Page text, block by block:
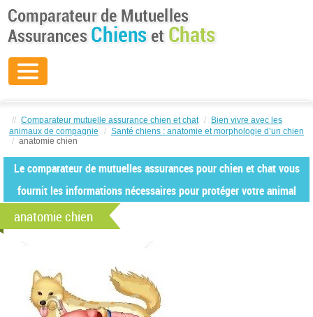
// Comparateur mutuelle assurance chien et chat /
Bien vivre avec les
animaux de compagnie
/ Santé chiens : anatomie et morphologie d’un chien
/ anatomie chien
Le comparateur de mutuelles assurances pour chien et chat vous
fournit les informations nécessaires pour protéger votre animal
anatomie chien